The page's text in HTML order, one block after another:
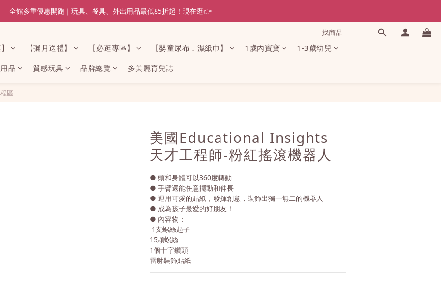
全館多重優惠開跑｜玩具、餐具、外出用品最低85折起！現在逛👉
【彌月送禮】 【必逛專區】 【嬰童尿布．濕紙巾】 1歲內寶寶 1-3歲幼兒
品 質感玩具 品牌總覽 多美麗育兒誌
區
美國Educational Insights
天才工程師-粉紅搖滾機器人
● 頭和身體可以360度轉動
● 手臂還能任意擺動和伸長
● 運用可愛的貼紙，發揮創意，裝飾出獨一無二的機器人
● 成為孩子最愛的好朋友！
● 內容物：
1支螺絲起子
15顆螺絲
1個十字鑽頭
雷射裝飾貼紙